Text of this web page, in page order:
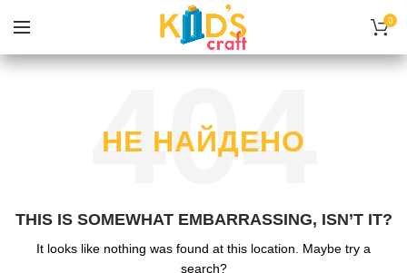
0
НЕ НАЙДЕНО
THIS IS SOMEWHAT EMBARRASSING, ISN’T IT?
It looks like nothing was found at this location. Maybe try a
search?